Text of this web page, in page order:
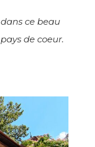
ce beau
de coeur.